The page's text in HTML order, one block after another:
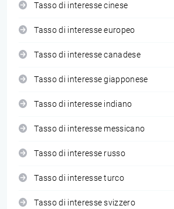
Tasso di interesse cinese
Tasso di interesse europeo
Tasso di interesse canadese
Tasso di interesse giapponese
Tasso di interesse indiano
Tasso di interesse messicano
Tasso di interesse russo
Tasso di interesse turco
Tasso di interesse svizzero